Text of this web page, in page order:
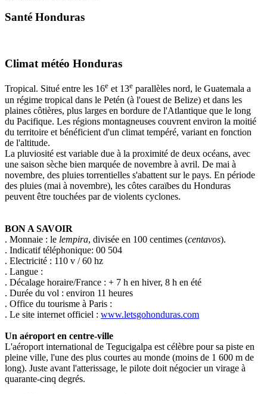
Santé Honduras
Climat météo Honduras
Tropical. Situé entre les 16e et 13e parallèles nord, le Guatemala a
un régime tropical dans le Petén (à l'ouest de Belize) et dans les
plaines côtières, plus larges en bordure de l'Atlantique que le long
du Pacifique. Les régions montagneuses couvrent environ la moitié
du territoire et bénéficient d'un climat tempéré, variant en fonction
de l'altitude.
La pluviosité est variable due à la proximité de deux océans, avec
une saison sèche bien marquée de novembre à avril. De mai à
novembre, des pluies torrentielles s'abattent sur le pays. En période
des pluies (mai à novembre), les côtes caraïbes du Honduras
peuvent être touchées par de violents cyclones.
BON A SAVOIR
. Monnaie : le lempira, divisée en 100 centimes (centavos).
. Indicatif téléphonique: 00 504
. Electricité : 110 v / 60 hz
. Langue :
. Décalage horaire/France : + 7 h en hiver, 8 h en été
. Durée du vol : environ 11 heures
. Office du tourisme à Paris :
. Le site internet officiel : www.letsgohonduras.com
Un aéroport en centre-ville
L'aéroport international de Tegucigalpa est célèbre pour sa piste en
pleine ville, l'une des plus courtes au monde (moins de 1 600 m de
long). Juste avant l'atterissage, le pilote doit négocier un virage à
quarante-cinq degrés.